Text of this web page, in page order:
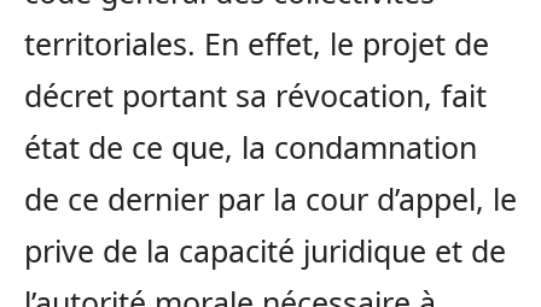
territoriales. En effet, le projet de
décret portant sa révocation, fait
état de ce que, la condamnation
de ce dernier par la cour d’appel, le
prive de la capacité juridique et de